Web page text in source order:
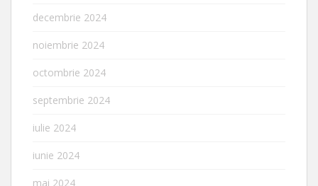
decembrie 2024
noiembrie 2024
octombrie 2024
septembrie 2024
iulie 2024
iunie 2024
mai 2024